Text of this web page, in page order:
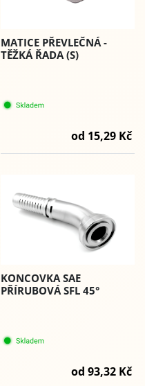
MATICE PŘEVLEČNÁ -
TĚŽKÁ ŘADA (S)
od 15,29 Kč
KONCOVKA SAE
PŘÍRUBOVÁ SFL 45°
od 93,32 Kč